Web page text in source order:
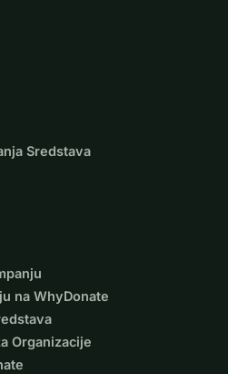
Sredstava
na WhyDonate
Organizacije